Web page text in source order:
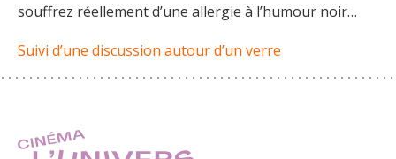
souffrez réellement d’une allergie à l’humour noir…
Suivi d’une discussion autour d’un verre